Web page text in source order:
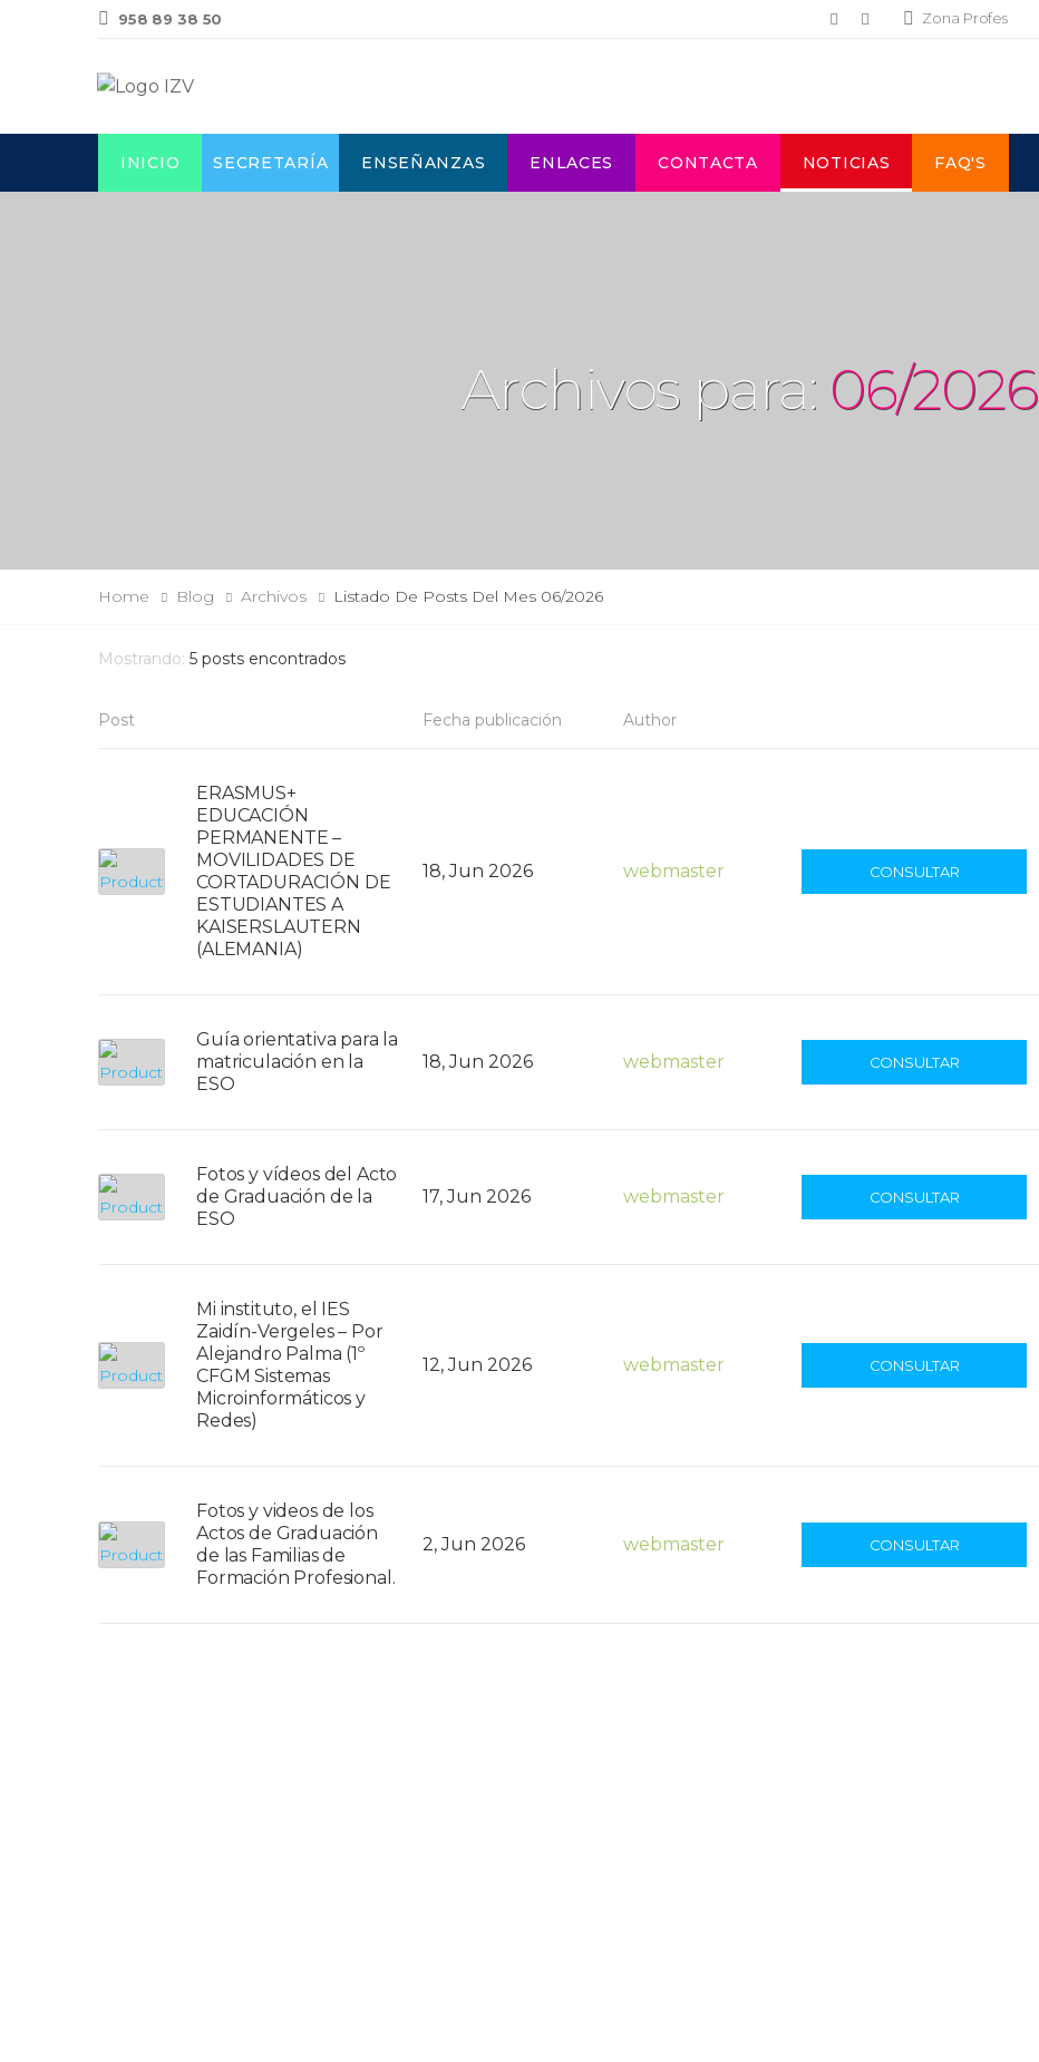
958 89 38 50 Zona Profes
INICIO SECRETARÍA ENSEÑANZAS ENLACES CONTACTA NOTICIAS FAQ'S
Archivos para: 06/2026
Home Blog Archivos Listado De Posts Del Mes 06/2026
Mostrando: 5 posts encontrados
Post Fecha publicación Author
ERASMUS+
EDUCACIÓN
PERMANENTE –
MOVILIDADES DE
CORTADURACIÓN DE
ESTUDIANTES A
KAISERSLAUTERN
(ALEMANIA)
18, Jun 2026 webmaster CONSULTAR
Guía orientativa para la
matriculación en la
ESO
18, Jun 2026 webmaster CONSULTAR
Fotos y vídeos del Acto
de Graduación de la
ESO
17, Jun 2026 webmaster CONSULTAR
Mi instituto, el IES
Zaidín-Vergeles – Por
Alejandro Palma (1º
CFGM Sistemas
Microinformáticos y
Redes)
12, Jun 2026 webmaster CONSULTAR
Fotos y videos de los
Actos de Graduación
de las Familias de
Formación Profesional.
2, Jun 2026 webmaster CONSULTAR